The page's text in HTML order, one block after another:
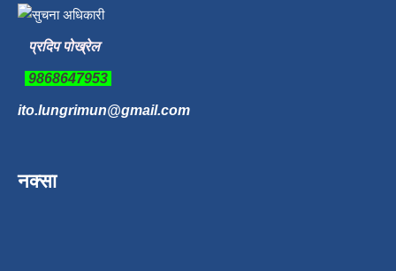
प्रदिप पोख्रेल
9868647953
ito.lungrimun@gmail.com
नक्सा